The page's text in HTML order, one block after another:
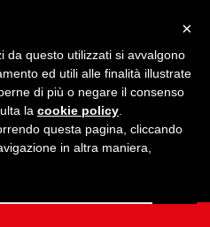
×
da questo utilizzati si avvalgono
ed utili alle finalità illustrate
di più o negare il consenso
la cookie policy
questa pagina, cliccando
in altra maniera,